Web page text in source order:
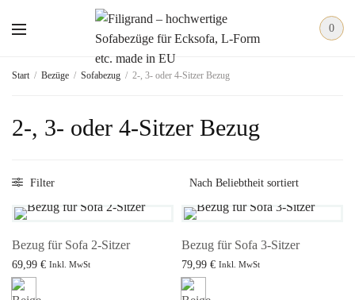
0
Start / Bezüge / Sofabezug / 2-, 3- oder 4-Sitzer Bezug
2-, 3- oder 4-Sitzer Bezug
Filter
Bezug für Sofa 2-Sitzer
69,99 € Inkl. MwSt
Ausführung wählen
Bezug für Sofa 3-Sitzer
79,99 € Inkl. MwSt
Ausführung wählen